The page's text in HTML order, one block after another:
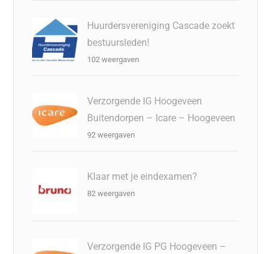
Huurdersvereniging Cascade zoekt
bestuursleden!
102 weergaven
Verzorgende IG Hoogeveen
Buitendorpen – Icare – Hoogeveen
92 weergaven
Klaar met je eindexamen?
82 weergaven
Verzorgende IG PG Hoogeveen –